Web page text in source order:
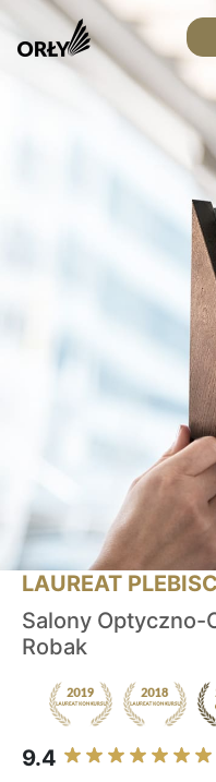
LAUREAT
Salony Optyczno-
Robak
9.4